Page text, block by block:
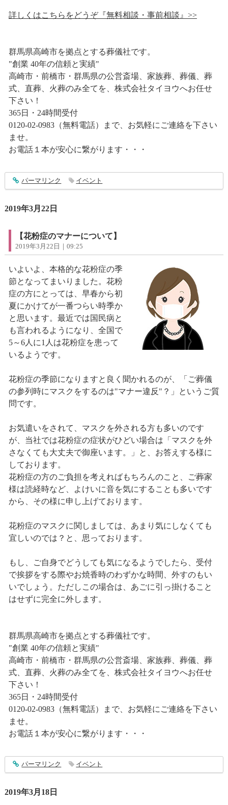
詳しくはこちらをどうぞ『無料相談・事前相談』>>
群馬県高崎市を拠点とする葬儀社です。
"創業 40年の信頼と実績"
高崎市・前橋市・群馬県の公営斎場、家族葬、葬儀、葬
式、直葬、火葬のみ全てを、株式会社タイヨウへお任せ
下さい！
365日・24時間受付
0120-02-0983（無料電話）まで、お気軽にご連絡を下さい
ませ。
お電話１本が安心に繋がります・・・
entry1828
パーマリンク イベント
2019年3月22日
【花粉症のマナーについて】
2019年3月22日｜09:25
いよいよ、本格的な花粉症の季
節となってまいりました。花粉
症の方にとっては、早春から初
夏にかけてが一番つらい時季か
と思います。最近では国民病と
も言われるようになり、全国で
5～6人に1人は花粉症を患って
いるようです。
花粉症の季節になりますと良く聞かれるのが、「ご葬儀
の参列時にマスクをするのは"マナー違反"？」というご質
問です。
お気遣いをされて、マスクを外される方も多いのです
が、当社では花粉症の症状がひどい場合は「マスクを外
さなくても大丈夫で御座います。」と、お答えする様に
しております。
花粉症の方のご負担を考えればもちろんのこと、ご葬家
様は読経時など、よけいに音を気にすることも多いです
から、その様に申し上げております。
花粉症のマスクに関しましては、あまり気にしなくても
宜しいのでは？と、思っております。
もし、ご自身でどうしても気になるようでしたら、受付
で挨拶をする際やお焼香時のわずかな時間、外すのもい
いでしょう。ただしこの場合は、あごに引っ掛けること
はせずに完全に外します。
群馬県高崎市を拠点とする葬儀社です。
"創業 40年の信頼と実績"
高崎市・前橋市・群馬県の公営斎場、家族葬、葬儀、葬
式、直葬、火葬のみ全てを、株式会社タイヨウへお任せ
下さい！
365日・24時間受付
0120-02-0983（無料電話）まで、お気軽にご連絡を下さい
ませ。
お電話１本が安心に繋がります・・・
entry1826
パーマリンク イベント
2019年3月18日